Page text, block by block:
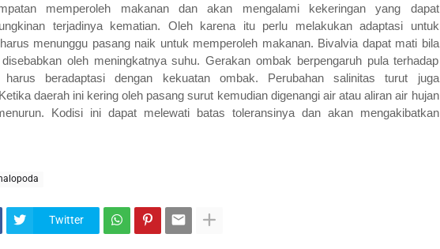
memperoleh makanan dan akan mengalami kekeringan yang dapat
terjadinya kematian. Oleh karena itu perlu melakukan adaptasi untuk
menunggu pasang naik untuk memperoleh makanan. Bivalvia dapat mati bila
oleh meningkatnya suhu. Gerakan ombak berpengaruh pula terhadap
harus beradaptasi dengan kekuatan ombak. Perubahan salinitas turut juga
daerah ini kering oleh pasang surut kemudian digenangi air atau aliran air hujan
Kodisi ini dapat melewati batas toleransinya dan akan mengakibatkan
Twitter